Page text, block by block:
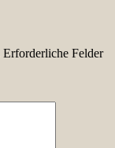
Erforderliche Felder